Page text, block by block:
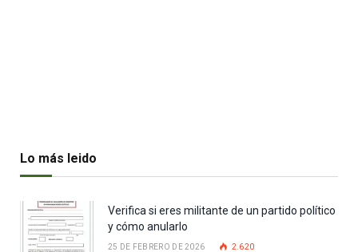
Lo más leido
Verifica si eres militante de un partido político
y cómo anularlo
25 DE FEBRERO DE 2026 2.620